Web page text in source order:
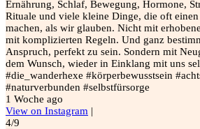
Ernährung, Schlaf, Bewegung, Hormone,
Rituale und viele kleine Dinge, die oft
machen, als wir glauben. Nicht mit
mit komplizierten Regeln. Und ganz
Anspruch, perfekt zu sein. Sondern mit
dem Wunsch, wieder in Einklang mit uns
#die_wanderhexe #körperbewusstsein
#naturverbunden #selbstfürsorge
1 Woche ago
View on Instagram |
4/9